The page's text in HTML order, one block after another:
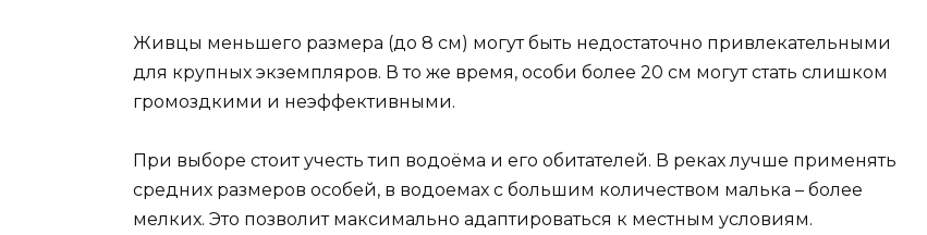
Живцы меньшего размера (до 8 см) могут быть недостаточно привлекательными
для крупных экземпляров. В то же время, особи более 20 см могут стать слишком
громоздкими и неэффективными.
При выборе стоит учесть тип водоёма и его обитателей. В реках лучше применять
средних размеров особей, в водоемах с большим количеством малька – более
мелких. Это позволит максимально адаптироваться к местным условиям.